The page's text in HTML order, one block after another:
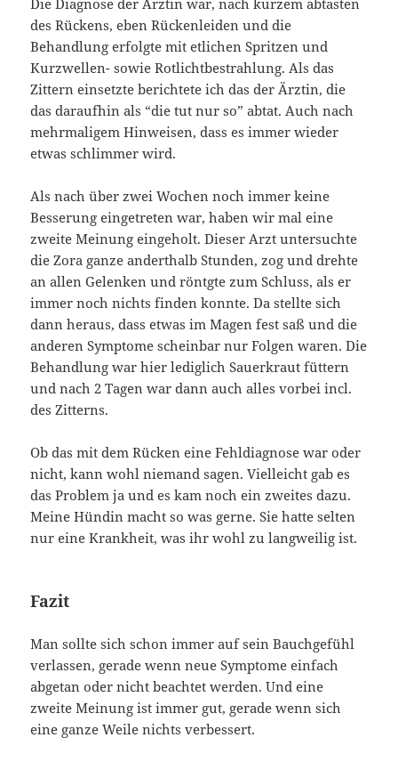
Die Diagnose der Ärztin war, nach kurzem abtasten
des Rückens, eben Rückenleiden und die
Behandlung erfolgte mit etlichen Spritzen und
Kurzwellen- sowie Rotlichtbestrahlung. Als das
Zittern einsetzte berichtete ich das der Ärztin, die
das daraufhin als “die tut nur so” abtat. Auch nach
mehrmaligem Hinweisen, dass es immer wieder
etwas schlimmer wird.
Als nach über zwei Wochen noch immer keine
Besserung eingetreten war, haben wir mal eine
zweite Meinung eingeholt. Dieser Arzt untersuchte
die Zora ganze anderthalb Stunden, zog und drehte
an allen Gelenken und röntgte zum Schluss, als er
immer noch nichts finden konnte. Da stellte sich
dann heraus, dass etwas im Magen fest saß und die
anderen Symptome scheinbar nur Folgen waren. Die
Behandlung war hier lediglich Sauerkraut füttern
und nach 2 Tagen war dann auch alles vorbei incl.
des Zitterns.
Ob das mit dem Rücken eine Fehldiagnose war oder
nicht, kann wohl niemand sagen. Vielleicht gab es
das Problem ja und es kam noch ein zweites dazu.
Meine Hündin macht so was gerne. Sie hatte selten
nur eine Krankheit, was ihr wohl zu langweilig ist.
Fazit
Man sollte sich schon immer auf sein Bauchgefühl
verlassen, gerade wenn neue Symptome einfach
abgetan oder nicht beachtet werden. Und eine
zweite Meinung ist immer gut, gerade wenn sich
eine ganze Weile nichts verbessert.